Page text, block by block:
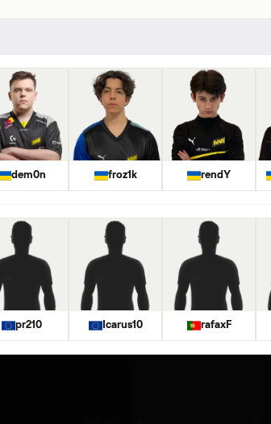
dem0n froz1k rendY
pr210 Icarus10 rafaxF